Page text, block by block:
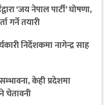
‘जय नेपाल पार्टी’ घोषणा,
गर्ने तयारी
निर्देशकमा नागेन्द्र साह
केही प्रदेशमा
चेतावनी